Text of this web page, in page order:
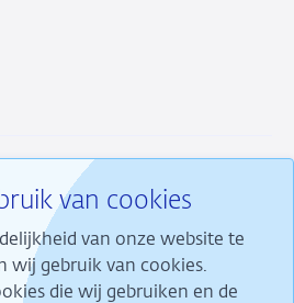
van cookies
van onze website te
wij gebruik van cookies.
die wij gebruiken en de
InstagramLinkedin
X